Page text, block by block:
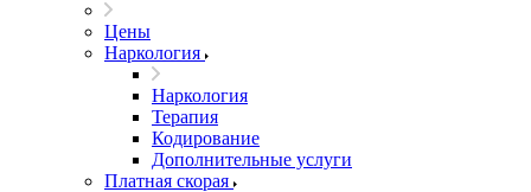
Цены
Наркология
Наркология
Терапия
Кодирование
Дополнительные услуги
Платная скорая